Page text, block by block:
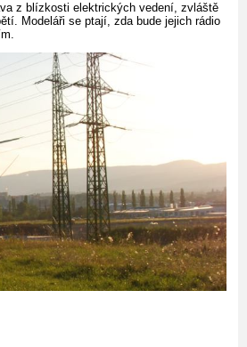
z blízkosti elektrických vedení, zvláště
Modeláři se ptají, zda bude jejich rádio